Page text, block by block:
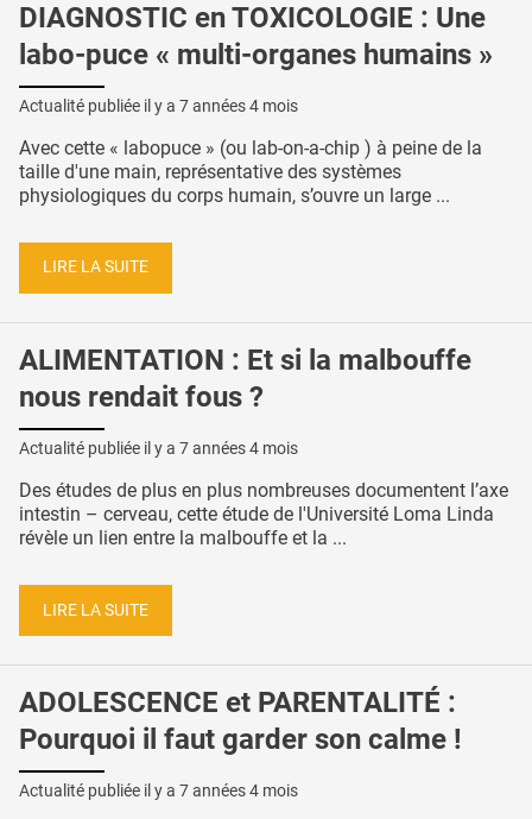
DIAGNOSTIC en TOXICOLOGIE : Une
labo-puce « multi-organes humains »
Actualité publiée il y a 7 années 4 mois
Avec cette « labopuce » (ou lab-on-a-chip ) à peine de la
taille d'une main, représentative des systèmes
physiologiques du corps humain, s’ouvre un large ...
LIRE LA SUITE
ALIMENTATION : Et si la malbouffe
nous rendait fous ?
Actualité publiée il y a 7 années 4 mois
Des études de plus en plus nombreuses documentent l’axe
intestin – cerveau, cette étude de l'Université Loma Linda
révèle un lien entre la malbouffe et la ...
LIRE LA SUITE
ADOLESCENCE et PARENTALITÉ :
Pourquoi il faut garder son calme !
Actualité publiée il y a 7 années 4 mois